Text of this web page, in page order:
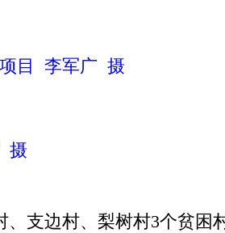
目 李军广 摄
摄
边村、梨树村3个贫困村